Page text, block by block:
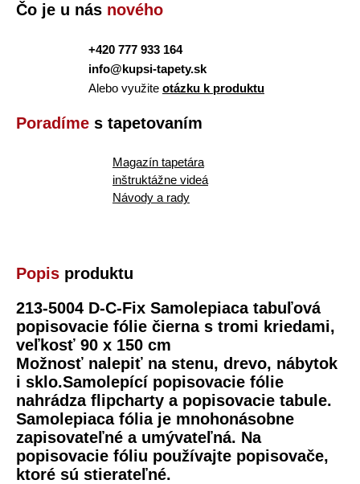
Čo je u nás nového
+420 777 933 164
info@kupsi-tapety.sk
Alebo využite otázku k produktu
Poradíme s tapetovaním
Magazín tapetára
inštruktážne videá
Návody a rady
Popis produktu
213-5004 D-C-Fix Samolepiaca tabuľová
popisovacie fólie čierna s tromi kriedami,
veľkosť 90 x 150 cm
Možnosť nalepiť na stenu, drevo, nábytok
i sklo.Samolepící popisovacie fólie
nahrádza flipcharty a popisovacie tabule.
Samolepiaca fólia je mnohonásobne
zapisovateľné a umývateľná. Na
popisovacie fóliu používajte popisovače,
ktoré sú stierateľné.